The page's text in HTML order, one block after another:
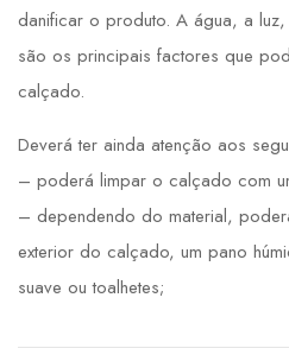
danificar o produto. A água, a
são os principais factores que
calçado.
Deverá ter ainda atenção aos
– poderá limpar o calçado com
– dependendo do material,
exterior do calçado, um pano
suave ou toalhetes;